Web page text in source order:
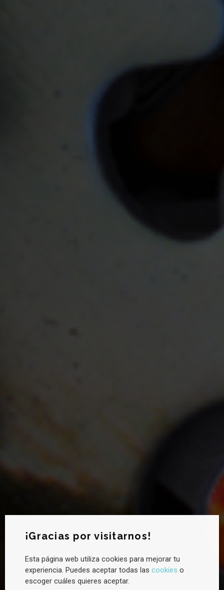
¡Gracias por visitarnos!
Esta página web utiliza cookies para mejorar tu
experiencia. Puedes aceptar todas las cookies o
escoger cuáles quieres aceptar.
Newsletter CANVAS
¿Quieres saber más sobre sostenibilidad?
Suscríbete a la newsletter de CANVAS para recibir novedades
cada mes, tendencias clave y buenas prácticas en liderazgo